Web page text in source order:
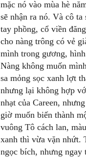
mặc nó vào mùa hè
sẽ nhận ra nó. Và cô
tay phồng, cổ viền
cho nàng trông có vẻ
mình trong gương,
Nàng không muốn
sa mỏng sọc xanh lợt
nhưng lại không hợp
nhạt của Careen,
giờ muốn biến thành
vuông Tô cách lan,
xanh thì vừa vặn nhứt.
ngọc bích, nhưng